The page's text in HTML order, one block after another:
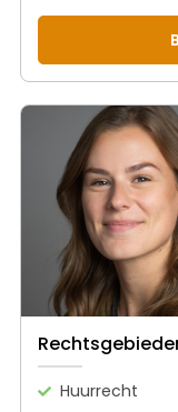
Huurrecht